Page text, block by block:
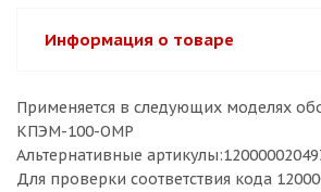
Информация о товаре
Применяется в следующих моделях
КПЭМ-100-ОМР
Альтернативные
Для проверки соответствия кода